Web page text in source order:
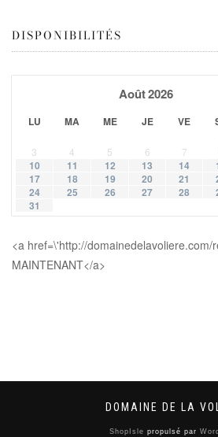
DISPONIBILITÉS
Août2026
LU MA ME JE VE
3
4 5 6 7
10
11 12 13 14
17
18 19 20 21
24
25 26 27 28
31
<a href=\'http://domainedelavoliere.com/
MAINTENANT</a>
DOMAINE DE LA
ShopIsle propulsé par